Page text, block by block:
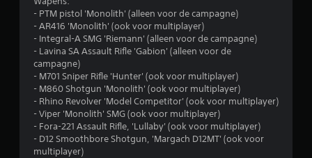
s
r
- PTM pistol 'Monolith' (alleen voor de campagne)
- AR416 'Monolith' (ook voor multiplayer)
- Integral-A SMG 'Riemann' (alleen voor de campagne)
- Lavina SA Assault Rifle 'Gabion' (alleen voor de
campagne)
- M701 Sniper Rifle 'Hunter' (ook voor multiplayer)
- M860 Shotgun 'Monolith' (ook voor multiplayer)
- Rhino Revolver 'Model Competitor' (ook voor multiplayer)
- Viper 'Monolith' SMG (ook voor multiplayer)
- Fora-221 Assault Rifle, 'Lullaby' (ook voor multiplayer)
- D12 Smoothbore Shotgun, 'Margach D12MT' (ook voor
multiplayer)